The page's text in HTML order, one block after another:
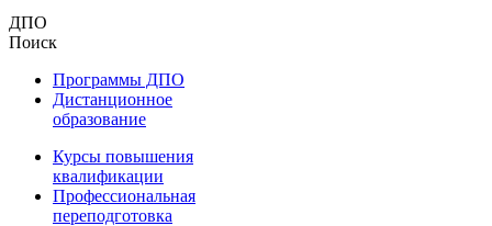
ДПО
Поиск
Программы ДПО
Дистанционное
образование
Курсы повышения
квалификации
Профессиональная
переподготовка